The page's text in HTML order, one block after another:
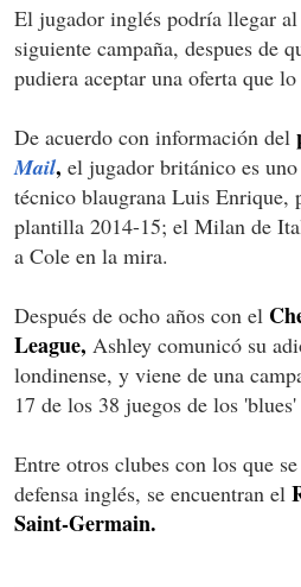
El jugador inglés podría llegar al
siguiente campaña, despues de
pudiera aceptar una oferta que
De acuerdo con información del
Mail, el jugador británico es
técnico blaugrana Luis Enrique,
plantilla 2014-15; el Milan de
a Cole en la mira.
Después de ocho años con el
League, Ashley comunicó su
londinense, y viene de una
17 de los 38 juegos de los
Entre otros clubes con los que
defensa inglés, se encuentran el
Saint-Germain.